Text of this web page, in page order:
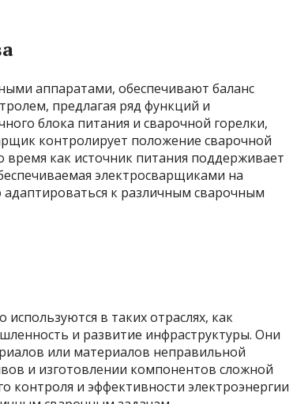
аппаратами, обеспечивают баланс
предлагая ряд функций и
блока питания и сварочной горелки,
контролирует положение сварочной
время как источник питания поддерживает
электросварщиками на
к различным сварочным
в таких отраслях, как
и развитие инфраструктуры. Они
или материалов неправильной
и изготовлении компонентов сложной
контроля и эффективности электроэнергии